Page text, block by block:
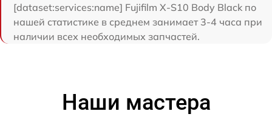
[dataset:services:name] Fujifilm X-S10 Body Black по
нашей статистике в среднем занимает 3-4 часа при
наличии всех необходимых запчастей.
Наши мастера